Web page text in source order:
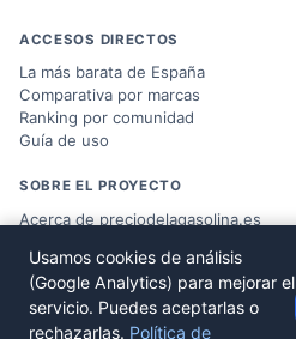
ACCESOS DIRECTOS
La más barata de España
Comparativa por marcas
Ranking por comunidad
Guía de uso
SOBRE EL PROYECTO
Acerca de preciodelagasolina.es
Datos del Ministerio MITERD
Desarrollado porVíctor Corbacho
Usamos cookies de análisis
(Google Analytics) para mejorar el
servicio. Puedes aceptarlas o
rechazarlas. Política de